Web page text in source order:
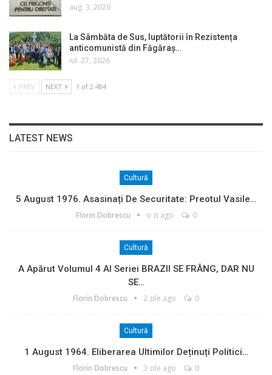
aug. 3, 2026
La Sâmbăta de Sus, luptătorii în Rezistența
anticomunistă din Făgăraș…
iul. 27, 2026
PREV NEXT 1 of 2.484
LATEST NEWS
Cultură
5 August 1976. Asasinați De Securitate: Preotul Vasile…
Florin Dobrescu o zi ago 0
Cultură
A Apărut Volumul 4 Al Seriei BRAZII SE FRÂNG, DAR NU
SE…
Florin Dobrescu 2 zile ago 0
Cultură
1 August 1964. Eliberarea Ultimilor Deținuți Politici…
Florin Dobrescu 3 zile ago 0